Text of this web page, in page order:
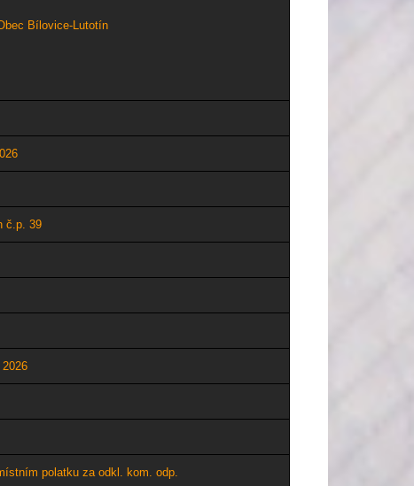
Bílovice-Lutotín
č.p. 39
polatku za odkl. kom. odp.